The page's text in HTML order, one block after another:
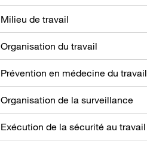
Milieu de travail
Organisation du travail
Prévention en médecine du travail
Organisation de la surveillance
Exécution de la sécurité au travail